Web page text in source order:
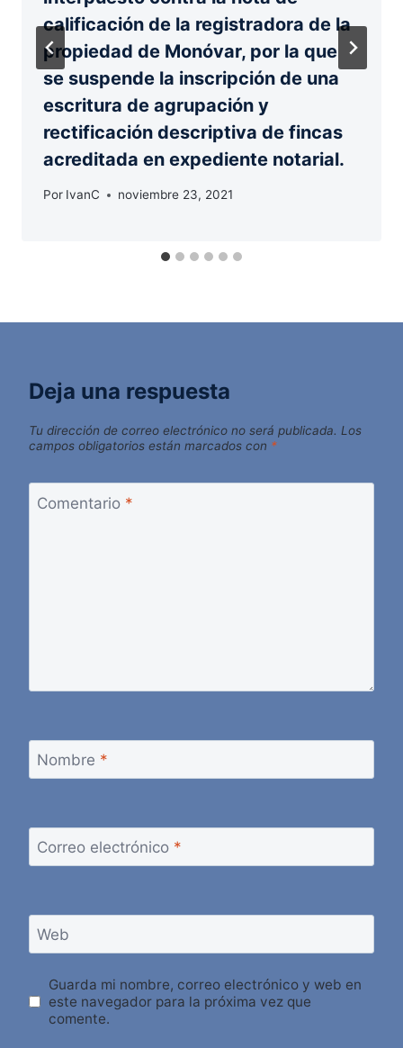
calificación de la registradora de la
propiedad de Monóvar, por la que
se suspende la inscripción de una
escritura de agrupación y
rectificación descriptiva de fincas
acreditada en expediente notarial.
Por IvanC noviembre 23, 2021
Deja una respuesta
Tu dirección de correo electrónico no será publicada. Los
campos obligatorios están marcados con *
Comentario *
Nombre *
Correo electrónico *
Web
Guarda mi nombre, correo electrónico y web en
este navegador para la próxima vez que
comente.